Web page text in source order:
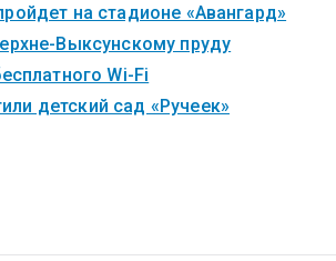
на стадионе «Авангард»
Выксунскому пруду
Wi-Fi
детский сад «Ручеек»